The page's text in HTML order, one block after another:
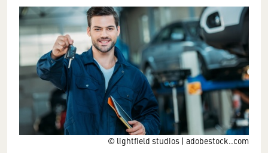
© lightfield studios | adobestock..com